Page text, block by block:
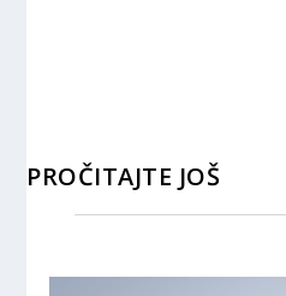
PROČITAJTE JOŠ